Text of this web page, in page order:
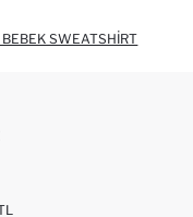
BEBEK SWEATSHIRT